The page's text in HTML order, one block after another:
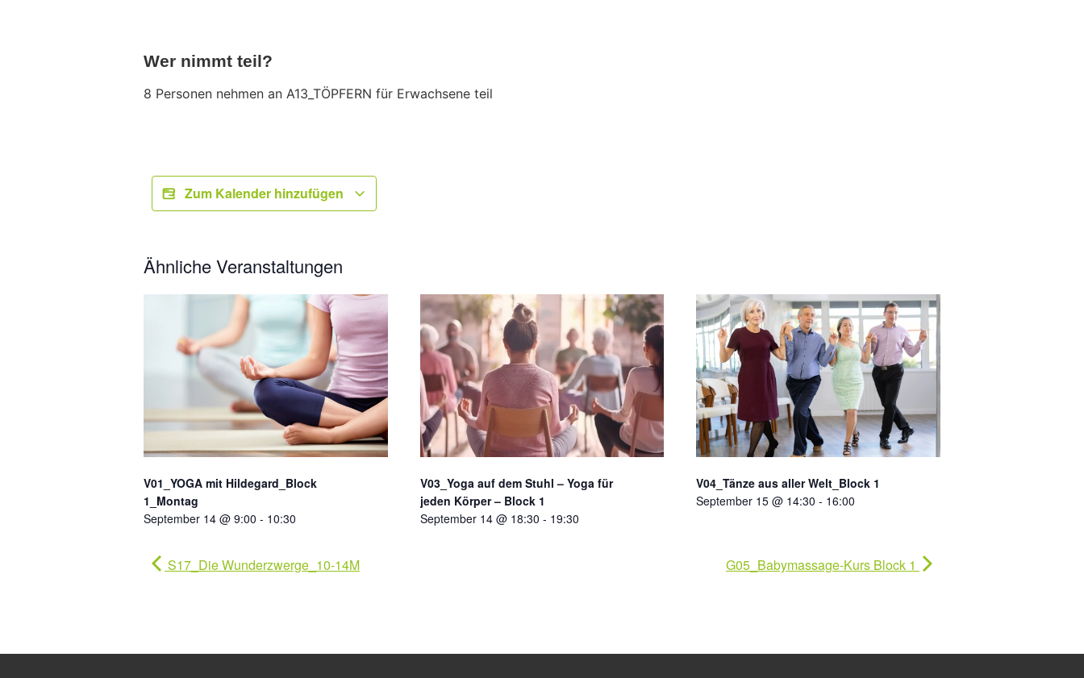
Wer nimmt teil?
8 Personen nehmen an A13_TÖPFERN für Erwachsene teil
Zum Kalender hinzufügen
Ähnliche Veranstaltungen
V01_YOGA mit Hildegard_Block
1_Montag
September 14 @ 9:00 - 10:30
V03_Yoga auf dem Stuhl – Yoga für
jeden Körper – Block 1
September 14 @ 18:30 - 19:30
V04_Tänze aus aller Welt_Block 1
September 15 @ 14:30 - 16:00
S17_Die Wunderzwerge_10-14M G05_Babymassage-Kurs Block 1